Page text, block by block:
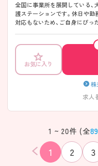
全国に事業所を展開している
護ステーションです。休日や
対応もないため、ご自身にぴ
り、働きやすい環境が魅力です
訪問看護が未経験の方もご応募
策ポイントなどさらに詳細を
さい。お気に入り
株
求人
1 ~ 20件 (全
1 2 3